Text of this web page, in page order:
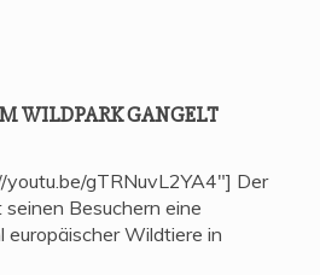
WILD­PARK GANGELT
gTRNuvL2YA4"] Der
Besuchern eine
Wildtiere in